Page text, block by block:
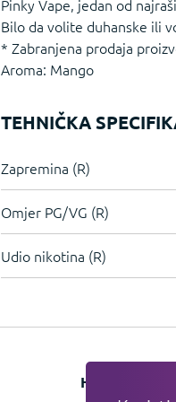
Pinky Vape, jedan od
Bilo da volite duhanske ili
* Zabranjena prodaja
Aroma: Mango
TEHNIČKA
Zapremina (R)
Omjer PG/VG (R)
Udio nikotina (R)
HIT